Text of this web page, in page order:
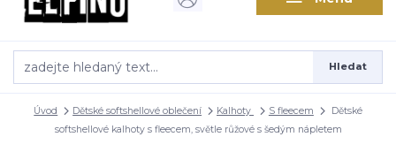
Hledat
Úvod Dětské softshellové oblečení Kalhoty S fleecem
Dětské
softshellové kalhoty s fleecem, světle růžové s šedým nápletem